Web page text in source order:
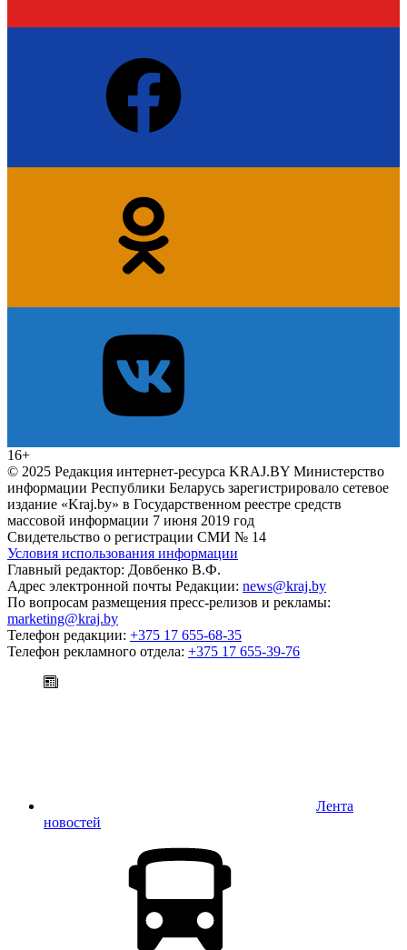
16+
© 2025 Редакция интернет-ресурса KRAJ.BY Министерство
информации Республики Беларусь зарегистрировало сетевое
издание «Kraj.by» в Государственном реестре средств
массовой информации 7 июня 2019 год
Свидетельство о регистрации СМИ № 14
Условия использования информации
Главный редактор: Довбенко В.Ф.
Адрес электронной почты Редакции: news@kraj.by
По вопросам размещения пресс-релизов и рекламы:
marketing@kraj.by
Телефон редакции: +375 17 655-68-35
Телефон рекламного отдела: +375 17 655-39-76
Лента
новостей